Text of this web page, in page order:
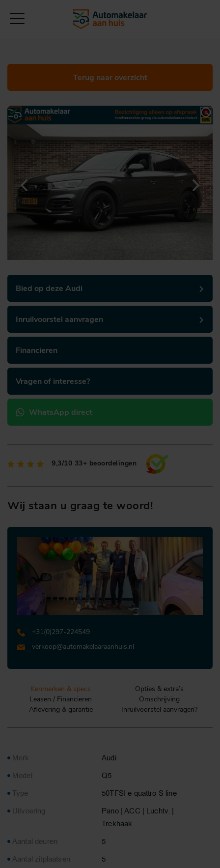
Terug naar overzicht
Bied op deze Audi
Inruilvoorstel aanvragen
Financieren
Vragen of interesse?
WhatsApp direct
9,3/10 33+ beoordelingen
Wij staan u graag te woord!
+31 (0)297-224549
verkoop@automakelaaraanhuis.nl
Kenmerken & specs
Opties & extra’s
Leasen / Financieren
Omschrijving
Aflevering & garantie
Inruilvoorstel aanvragen?
Merk
Audi
Model
Q5
Type
50TFSI e quattro S line
Uitvoering
Pano | ACC | Luchtv. |
Trekhaak
Aantal deuren
5
Aantal zitplaatsen
5